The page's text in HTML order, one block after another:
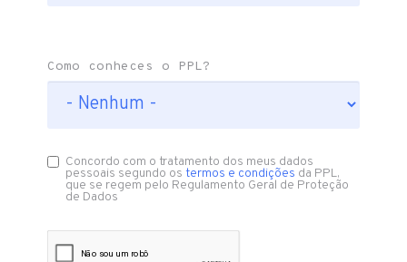
Como conheces o PPL?
Concordo com o tratamento dos meus dados
pessoais segundo ostermos e condições da PPL,
que se regem pelo Regulamento Geral de Proteção
de Dados